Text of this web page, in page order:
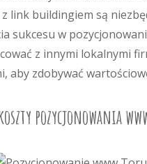
link buildingiem są
sukcesu w
z innymi lokalnymi
aby zdobywać
pozycjonowania